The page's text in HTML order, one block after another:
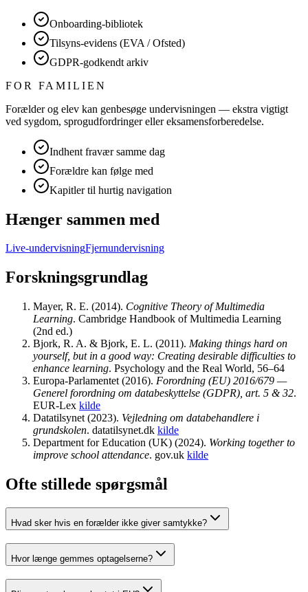
Onboarding-bibliotek
Tilsyns-evidens (EVA / Ofsted)
GDPR-godkendt arkiv
FOR FAMILIEN
Forælder og elev kan genbesøge undervisningen — ekstra vigtigt
ved sygdom, sprogudfordringer eller eksamensforberedelse.
Indhent fravær samme dag
Forældre kan følge med
Kapitler til hurtig navigation
Hænger sammen med
Live-undervisningFjernundervisning
Forskningsgrundlag
Mayer, R. E. (2014). Cognitive Theory of Multimedia
Learning. Cambridge Handbook of Multimedia Learning
(2nd ed.)
Bjork, R. A. & Bjork, E. L. (2011). Making things hard on
yourself, but in a good way: Creating desirable difficulties to
enhance learning. Psychology and the Real World, 56–64
Europa-Parlamentet (2016). Forordning (EU) 2016/679 —
Generel forordning om databeskyttelse (GDPR), art. 5 & 32.
EUR-Lex kilde
Datatilsynet (2023). Vejledning om databehandlere i
grundskolen. datatilsynet.dk kilde
Department for Education (UK) (2024). Working together to
improve school attendance. gov.uk kilde
Ofte stillede spørgsmål
Hvad sker hvis en forælder ikke giver samtykke?
Hvor længe gemmes optagelserne?